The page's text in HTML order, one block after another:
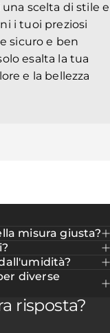
scelta di stile e
i tuoi preziosi
sicuro e ben
esalta la tua
e la bellezza
misura giusta?
diverse
risposta?